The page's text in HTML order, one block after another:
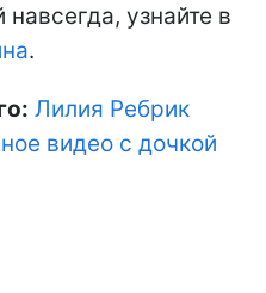
узнайте в
.
Лилия Ребрик
видео с дочкой